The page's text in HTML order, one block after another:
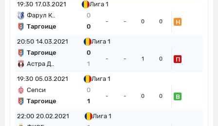
19:30 17.03.2021
Лига 1
Фарул К..
0
Таргоице
0
- - 0 0 Н
20:50 14.03.2021
Лига 1
Таргоице
0
Астра Д..
1
- - 1 0 П
19:30 05.03.2021
Лига 1
Сепси
0
Таргоице
1
- - 0 0 В
22:00 20.02.2021
Лига 1